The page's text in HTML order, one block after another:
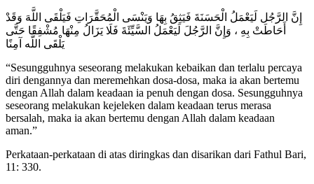
إِنَّ الرَّجُل لَيَعْمَلُ الْحَسَنَةَ فَيَثِقُ بِهَا وَيَنْسَى الْمُحَقَّرَاتِ فَيَلْقَى اللَّهَ وَقَدْ
أَحَاطَتْ بِهِ ، وَإِنَّ الرَّجُلَ لَيَعْمَلُ السَّيِّئَةَ فَلَا يَزَالُ مِنْهَا مُشْفِقًا حَتَّى
يَلْقَى اللَّه آمِنًا
“Sesungguhnya seseorang melakukan kebaikan dan terlalu percaya
diri dengannya dan meremehkan dosa-dosa, maka ia akan bertemu
dengan Allah dalam keadaan ia penuh dengan dosa. Sesungguhnya
seseorang melakukan kejeleken dalam keadaan terus merasa
bersalah, maka ia akan bertemu dengan Allah dalam keadaan
aman.”
Perkataan-perkataan di atas diringkas dan disarikan dari Fathul Bari,
11: 330.